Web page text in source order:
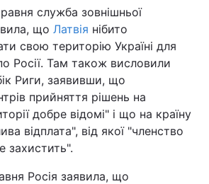
служба зовнішньої
що Латвія нібито
свою територію Україні для
Росії. Там також висловили
Риги, заявивши, що
прийняття рішень на
добре відомі" і що на країну
відплата", від якої "членство
захистить".
Росія заявила, що